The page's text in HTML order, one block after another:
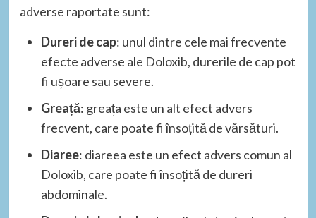
adverse raportate sunt:
Dureri de cap: unul dintre cele mai frecvente
efecte adverse ale Doloxib, durerile de cap pot
fi ușoare sau severe.
Greață: greața este un alt efect advers
frecvent, care poate fi însoțită de vărsături.
Diaree: diareea este un efect advers comun al
Doloxib, care poate fi însoțită de dureri
abdominale.